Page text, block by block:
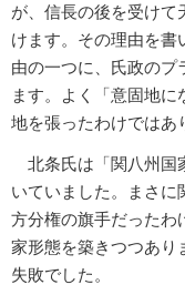
が、信長の後を受けて
けます。その理由を書
由の一つに、氏政のプ
ます。よく「意固地
地を張ったわけではあ
北条氏は「関八州国
いていました。まさに
方分権の旗手だったわ
家形態を築きつつあり
失敗でした。